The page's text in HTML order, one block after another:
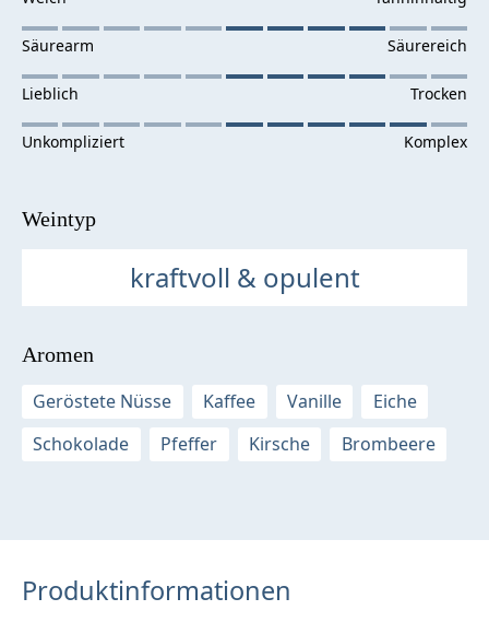
Weintyp
kraftvoll & opulent
Aromen
Geröstete Nüsse
Kaffee Vanille
Eiche
Schokolade
Pfeffer Kirsche Brombeere
Produktinformationen